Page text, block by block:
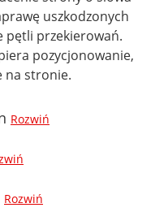
uszkodzonych
pętli przekierowań.
pozycjonowanie,
na stronie.
Rozwiń
Rozwiń